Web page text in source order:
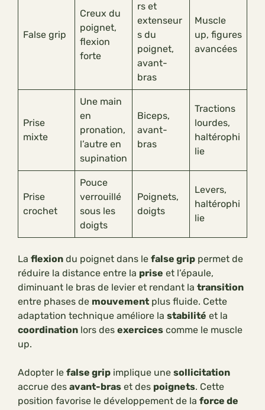
False grip
Creux du
poignet,
flexion
forte
rs et
extenseur
s du
poignet,
avant-
bras
Muscle
up, figures
avancées
Prise
mixte
Une main
en
pronation,
l’autre en
supination
Biceps,
avant-
bras
Tractions
lourdes,
haltérophi
lie
Prise
crochet
Pouce
verrouillé
sous les
doigts
Poignets,
doigts
Levers,
haltérophi
lie
La flexion du poignet dans le false grip permet de
réduire la distance entre la prise et l’épaule,
diminuant le bras de levier et rendant la transition
entre phases de mouvement plus fluide. Cette
adaptation technique améliore la stabilité et la
coordination lors des exercices comme le muscle
up.
Adopter le false grip implique une sollicitation
accrue des avant-bras et des poignets. Cette
position favorise le développement de la force de